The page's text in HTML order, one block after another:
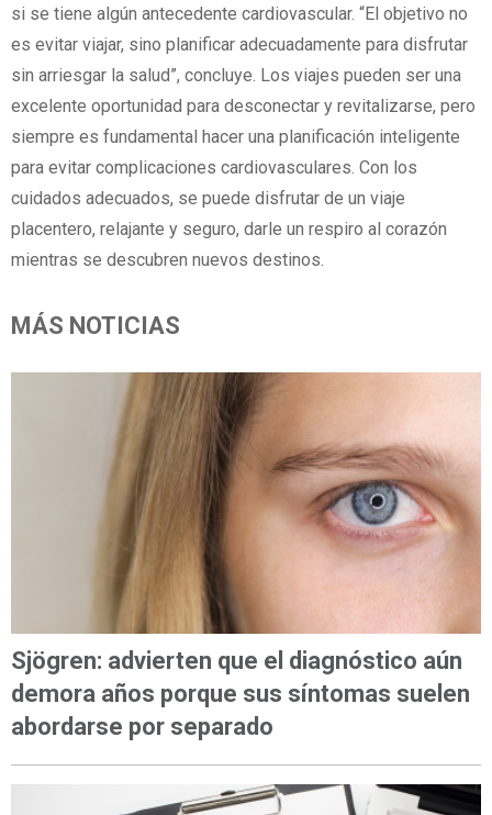
si se tiene algún antecedente cardiovascular. “El objetivo no
es evitar viajar, sino planificar adecuadamente para disfrutar
sin arriesgar la salud”, concluye. Los viajes pueden ser una
excelente oportunidad para desconectar y revitalizarse, pero
siempre es fundamental hacer una planificación inteligente
para evitar complicaciones cardiovasculares. Con los
cuidados adecuados, se puede disfrutar de un viaje
placentero, relajante y seguro, darle un respiro al corazón
mientras se descubren nuevos destinos.
MÁS NOTICIAS
Sjögren: advierten que el diagnóstico aún
demora años porque sus síntomas suelen
abordarse por separado